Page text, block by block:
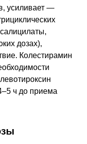
усиливает —
дозах),
Колестирамин
ч до приема